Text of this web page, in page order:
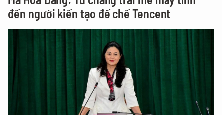
đến người kiến tạo đế chế Tencent